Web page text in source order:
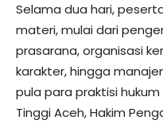
Selama dua hari,
materi, mulai dari
prasarana, organisasi
karakter, hingga
pula para praktisi
Tinggi Aceh, Hakim